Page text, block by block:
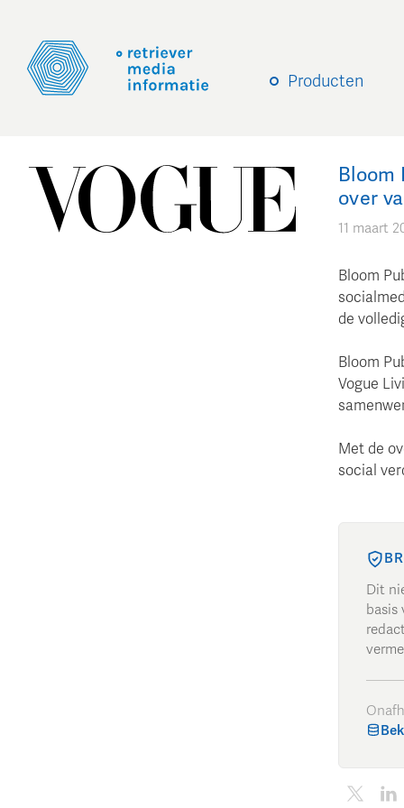
Producten
Bloom
over
11 maart
Bloom
de
Bloom
Vogue
Met de
social
Dit
basis